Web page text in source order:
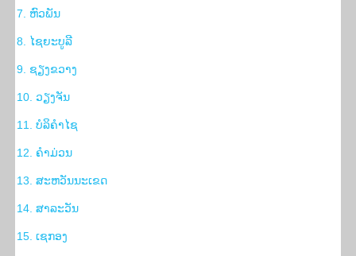
7. ຫົວພັນ
8. ໄຊຍະບູລີ
9. ຊຽງຂວາງ
10. ວຽງຈັນ
11. ບໍລິຄຳໄຊ
12. ຄຳມ່ວນ
13. ສະຫວັນນະເຂດ
14. ສາລະວັນ
15. ເຊກອງ